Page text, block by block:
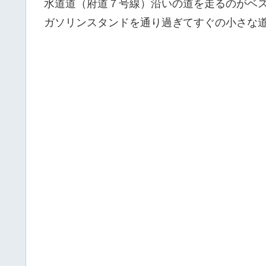
水道道（府道７号線）沿いの道を走るのがベス
ガソリンスタンドを通り過ぎてすぐの小さな